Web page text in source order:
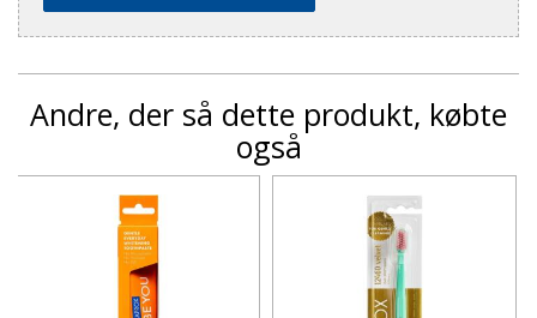
Andre, der så dette produkt, købte
også